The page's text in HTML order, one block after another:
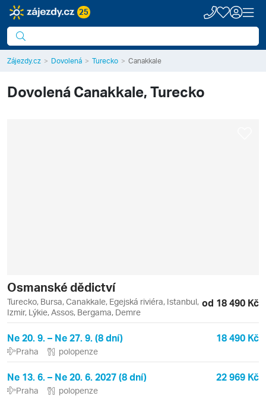
25
Zájezdy.cz Dovolená Turecko Canakkale
Dovolená Canakkale, Turecko
Osmanské dědictví
Turecko, Bursa, Canakkale, Egejská riviéra, Istanbul,
Izmir, Lýkie, Assos, Bergama, Demre
od 18 490 Kč
Ne 20. 9. – Ne 27. 9. (8 dní) 18 490 Kč
Praha polopenze
Ne 13. 6. – Ne 20. 6. 2027 (8 dní) 22 969 Kč
Praha polopenze